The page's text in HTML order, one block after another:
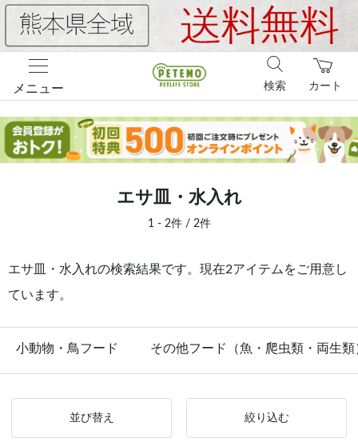
メニュー カート
検索
エサ皿・水入れ
1 - 2件 / 2件
エサ皿・水入れの検索結果です。現在2アイテムをご用意し
ています。
小動物・鳥フード その他フード（魚・爬虫類・両生類
並び替え 絞り込む